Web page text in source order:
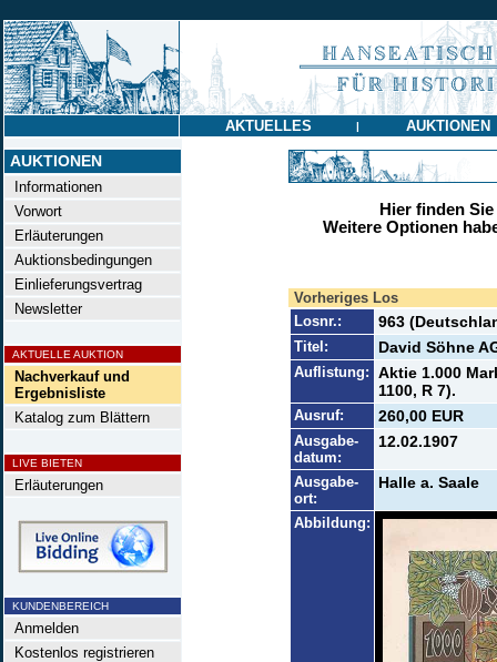
AKTUELLES | AUKTIONEN
AUKTIONEN
Informationen
Vorwort
Erläuterungen
Auktionsbedingungen
Einlieferungsvertrag
Newsletter
AKTUELLE AUKTION
Nachverkauf und
Ergebnisliste
Katalog zum Blättern
LIVE BIETEN
Erläuterungen
KUNDENBEREICH
Anmelden
Kostenlos registrieren
Hier finden
Weitere Optionen
Vorheriges Los
Losnr.:
963
Titel: David Söhne
Auflistung: Aktie 1.000
1100, R 7).
Ausruf: 260,00 EUR
Ausgabe-
datum:
12.02.1907
Ausgabe-
ort:
Halle a. Saale
Abbildung: